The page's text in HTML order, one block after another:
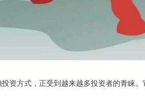
资方式，正受到越来越多投资者的青睐